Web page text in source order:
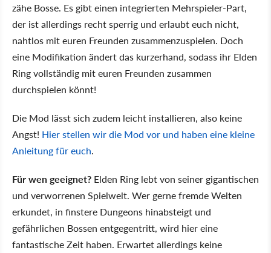
zähe Bosse. Es gibt einen integrierten Mehrspieler-Part,
der ist allerdings recht sperrig und erlaubt euch nicht,
nahtlos mit euren Freunden zusammenzuspielen. Doch
eine Modifikation ändert das kurzerhand, sodass ihr Elden
Ring vollständig mit euren Freunden zusammen
durchspielen könnt!
Die Mod lässt sich zudem leicht installieren, also keine
Angst! Hier stellen wir die Mod vor und haben eine kleine
Anleitung für euch.
Für wen geeignet? Elden Ring lebt von seiner gigantischen
und verworrenen Spielwelt. Wer gerne fremde Welten
erkundet, in finstere Dungeons hinabsteigt und
gefährlichen Bossen entgegentritt, wird hier eine
fantastische Zeit haben. Erwartet allerdings keine